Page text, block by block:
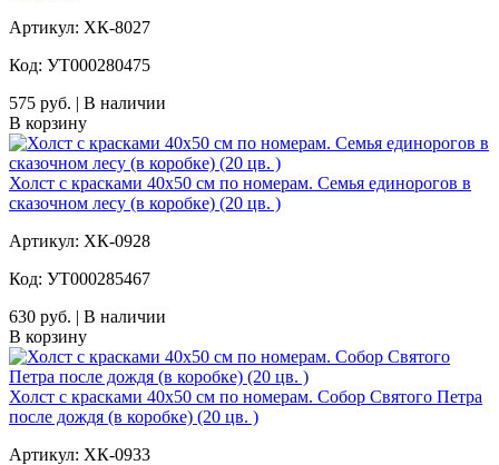
Артикул: ХК-8027
Код: УТ000280475
575 руб. | В наличии
В корзину
Холст с красками 40х50 см по номерам. Семья единорогов в
сказочном лесу (в коробке) (20 цв. )
Артикул: ХК-0928
Код: УТ000285467
630 руб. | В наличии
В корзину
Холст с красками 40х50 см по номерам. Собор Святого Петра
после дождя (в коробке) (20 цв. )
Артикул: ХК-0933